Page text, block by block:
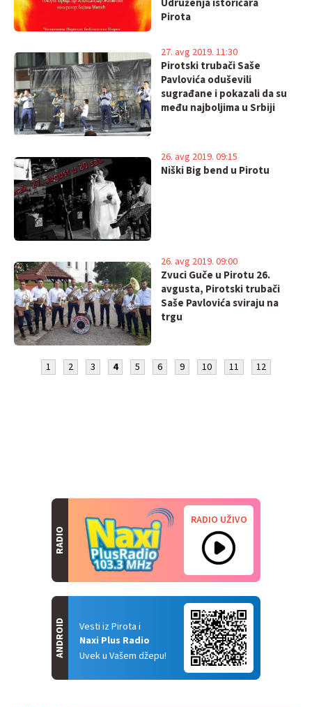
Udruženja istoričara
Pirota
Pirotski trubači Saše
Pavlovića oduševili
sugrađane i pokazali da su
među najboljima u Srbiji
27. avg 2019. 11:30
Niški Big bend u Pirotu
26. avg 2019. 09:15
Zvuci Guče u Pirotu 26.
avgusta, Pirotski trubači
Saše Pavlovića sviraju na
trgu
26. avg 2019. 09:00
1 2 3 4 5 6 9 10 11 12
RADIO
RADIO UŽIVO
Vesti iz Pirota i
Naxi Plus Radio
Uvek u Vašem džepu!
ANDROID